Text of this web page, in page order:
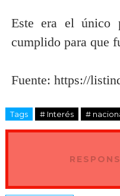
Este era el único
cumplido para que
Fuente: https://
Tags # Interés #